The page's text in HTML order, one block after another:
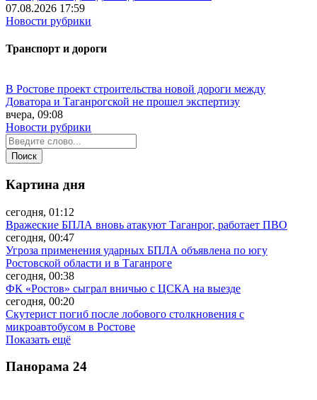
07.08.2026 17:59
Новости рубрики
Транспорт и дороги
В Ростове проект строительства новой дороги между
Доватора и Таганрогской не прошел экспертизу
вчера, 09:08
Новости рубрики
Картина дня
сегодня, 01:12
Вражеские БПЛА вновь атакуют Таганрог, работает ПВО
сегодня, 00:47
Угроза применения ударных БПЛА объявлена по югу
Ростовской области и в Таганроге
сегодня, 00:38
ФК «Ростов» сыграл вничью с ЦСКА на выезде
сегодня, 00:20
Скутерист погиб после лобового столкновения с
микроавтобусом в Ростове
Показать ещё
Панорама 24